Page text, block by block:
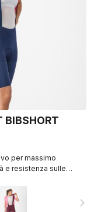
BIBSHORT
per massimo
e resistenza sulle
navigate_next